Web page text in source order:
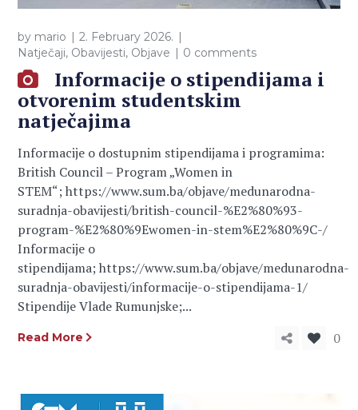
by mario
2. February 2026.
Natječaji, Obavijesti, Objave 0 comments
Informacije o stipendijama i
otvorenim studentskim
natječajima
Informacije o dostupnim stipendijama i programima:
British Council – Program „Women in
STEM“; https://www.sum.ba/objave/medunarodna-
suradnja-obavijesti/british-council-%E2%80%93-
program-%E2%80%9Ewomen-in-stem%E2%80%9C-/
Informacije o
stipendijama; https://www.sum.ba/objave/medunarodna-
suradnja-obavijesti/informacije-o-stipendijama-1/
Stipendije Vlade Rumunjske;...
Read More 0